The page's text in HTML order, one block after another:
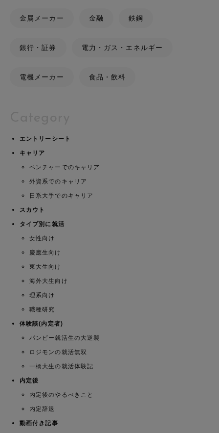
金属メーカー 金融 鉄鋼
銀行・証券 電力・ガス・エネルギー
電機メーカー 食品・飲料
エントリーシート
キャリア
ベンチャーでのキャリア
外資系でのキャリア
日系大手でのキャリア
スカウト
タイプ別に就活
女性向け
慶應生向け
東大生向け
海外大生向け
理系向け
職種研究
体験談(内定者)
パンピー就活生の大逆襲
ロジモンの就活無双
一橋大生の就活体験記
内定後
内定後のやるべきこと
内定辞退
動画付き記事